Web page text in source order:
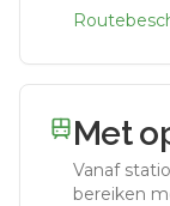
Met
Vanaf
bereiken